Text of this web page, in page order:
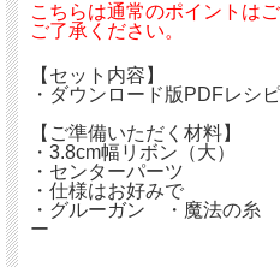
こちらは通常のポイントは
ご了承ください。
【セット内容】
・ダウンロード版PDFレシピ
【ご準備いただく材料】
・3.8cm幅リボン（大）
・センターパーツ
・仕様はお好みで
・グルーガン ・魔法の糸
ー